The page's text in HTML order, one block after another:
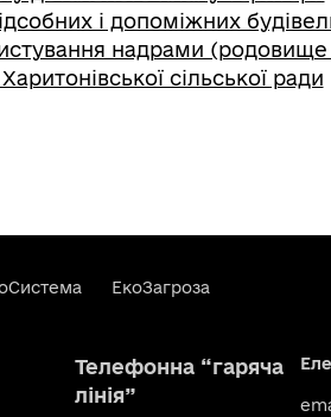
і допоміжних
надрами (родовище
сільської ради
ЕкоЗагроза
Телефонна “гаряча
лінія”